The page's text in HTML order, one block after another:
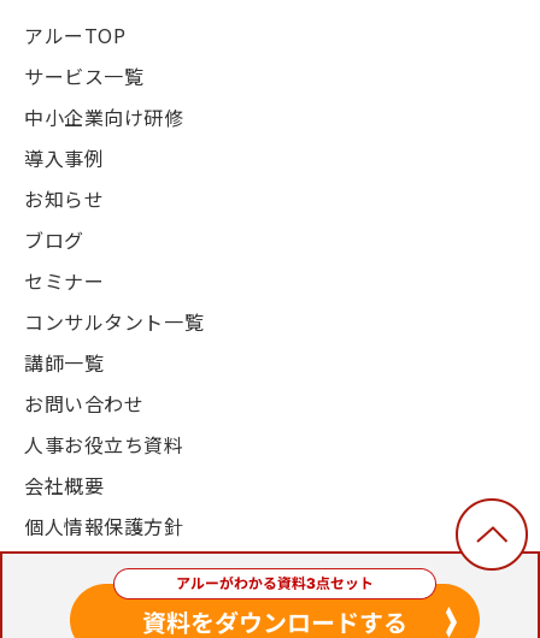
アルーTOP
サービス一覧
中小企業向け研修
導入事例
お知らせ
ブログ
セミナー
コンサルタント一覧
講師一覧
お問い合わせ
人事お役立ち資料
会社概要
個人情報保護方針